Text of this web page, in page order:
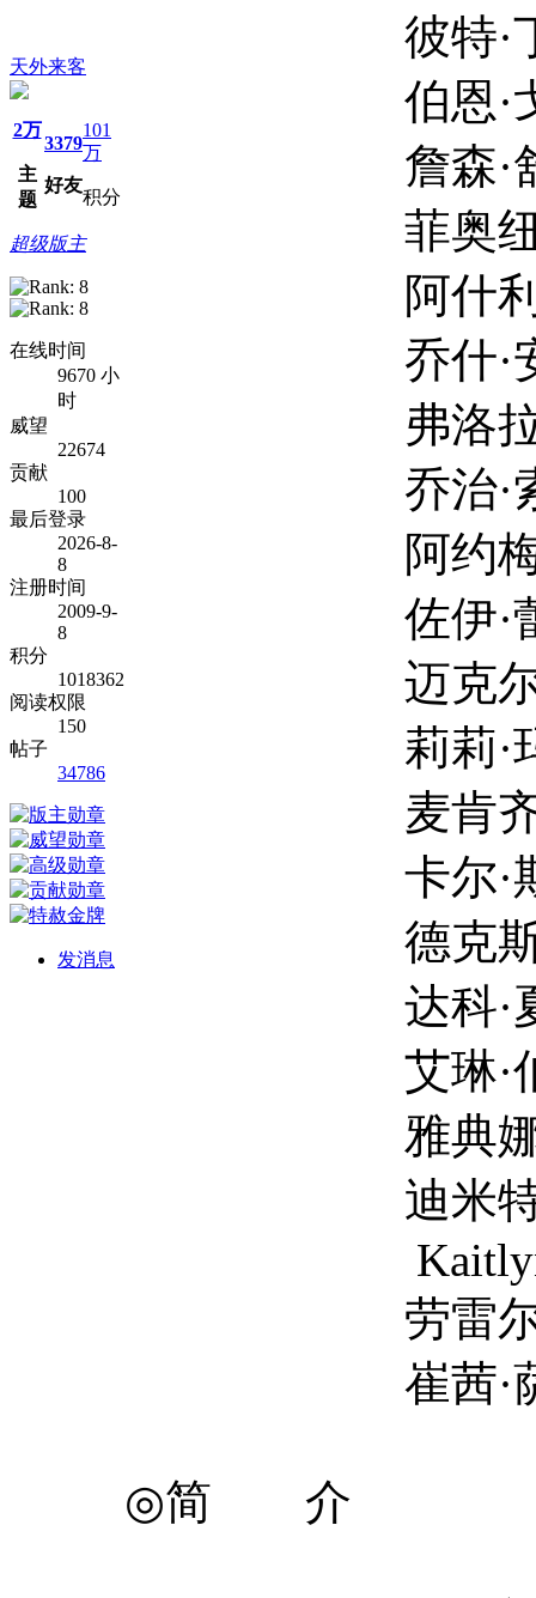
天外来客
2万
主
题
3379
好友
101
万
积分
超级版主
在线时间
9670 小
时
威望
22674
贡献
100
最后登录
2026-8-
8
注册时间
2009-9-
8
积分
1018362
阅读权限
150
帖子
34786
发消息
彼特·丁拉基
伯恩·戈曼
詹森·舒瓦兹
菲奥纽拉·弗
阿什利·廖
乔什·安德烈
弗洛拉·蒂曼
乔治·索纳
阿约梅德·阿
佐伊·蕾妮
迈克尔·格雷
莉莉·玛丽亚
麦肯齐·兰辛
卡尔·斯宾塞
德克斯特·索
达科·夏皮罗
艾琳·伯姆
雅典娜·史催
迪米特里·阿
Kaitlyn
劳雷尔·马斯
崔茜·萨默维
◎简 介